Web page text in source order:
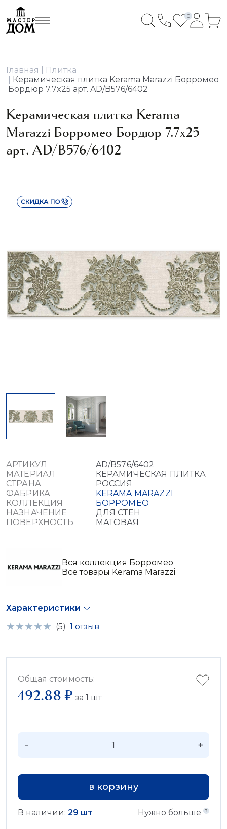
0
Главная
Плитка
Керамическая плитка Kerama Marazzi Борромео
Бордюр 7.7x25 арт. AD/B576/6402
Керамическая плитка Kerama
Marazzi Борромео Бордюр 7.7x25
арт. AD/B576/6402
АРТИКУЛ
AD/B576/6402
МАТЕРИАЛ
КЕРАМИЧЕСКАЯ ПЛИТКА
СТРАНА
РОССИЯ
ФАБРИКА
KERAMA MARAZZI
КОЛЛЕКЦИЯ
БОРРОМЕО
НАЗНАЧЕНИЕ
ДЛЯ СТЕН
ПОВЕРХНОСТЬ
МАТОВАЯ
Вся коллекция Борромео
Все товары Kerama Marazzi
Характеристики
(5) 1 отзыв
Общая стоимость:
492.88 ₽ за 1 шт
- +
в корзину
В наличии: 29 шт Нужно больше